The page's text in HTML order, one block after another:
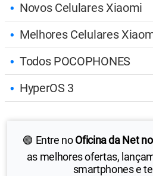
Novos Celulares Xiaomi
Melhores Celulares
Todos POCOPHONES
HyperOS 3
🟢 Entre noOficina da Net
as melhores ofertas,
smartphones e